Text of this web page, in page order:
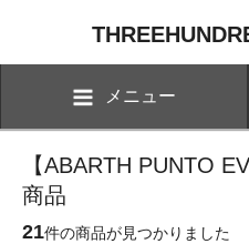
メニュー
【ABARTH PUNTO
商品
21件の商品が見つかりました